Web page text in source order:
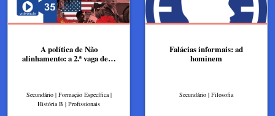
A política de Não
alinhamento: a 2.ª vaga de…
Secundário | Formação Específica |
História B | Profissionais
Falácias informais: ad
hominem
Secundário | Filosofia